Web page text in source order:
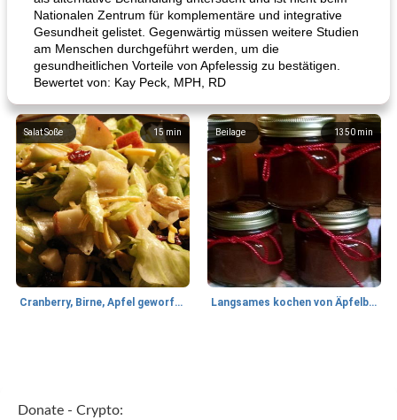
Nationalen Zentrum für komplementäre und integrative
Gesundheit gelistet. Gegenwärtig müssen weitere Studien
am Menschen durchgeführt werden, um die
gesundheitlichen Vorteile von Apfelessig zu bestätigen.
Bewertet von: Kay Peck, MPH, RD
15min
Salat Soße
Cranberry, Birne, Apfel geworfener Salat
1350 min
Beilage
Langsames kochen von Äpfelbutter
Donate - Crypto: